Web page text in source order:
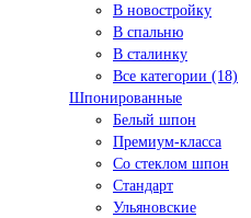
В новостройку
В спальню
В сталинку
Все категории (18)
Шпонированные
Белый шпон
Премиум-класса
Со стеклом шпон
Стандарт
Ульяновские